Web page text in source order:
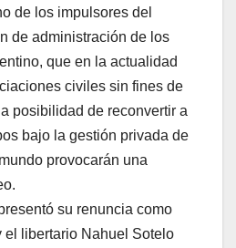
de los impulsores del
de administración de los
que en la actualidad
civiles sin fines de
posibilidad de reconvertir a
bajo la gestión privada de
provocarán una
su renuncia como
el libertario Nahuel Sotelo